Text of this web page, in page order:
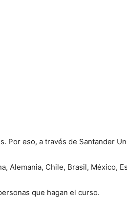
Por eso, a través de Santander
Alemania, Chile, Brasil, México,
que hagan el curso.